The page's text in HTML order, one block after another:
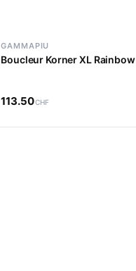
GAMMAPIU
Boucleur Korner XL Rainbow
113.50CHF